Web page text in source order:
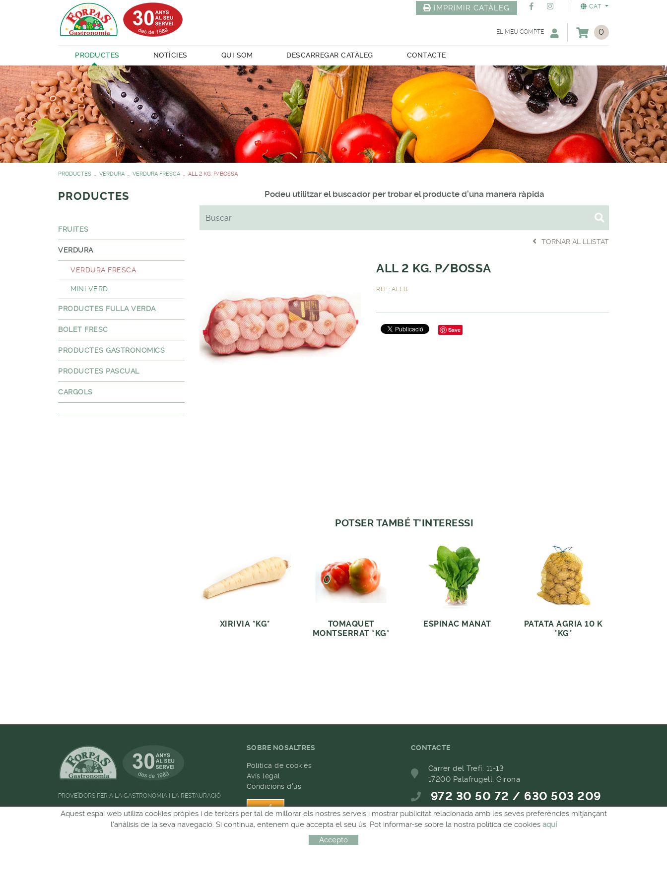
CAT
IMPRIMIR CATÀLEG
0
EL MEU COMPTE
PRODUCTES NOTÍCIES QUI SOM DESCARREGAR CATÀLEG CONTACTE
PRODUCTES VERDURA VERDURA FRESCA ALL 2 KG. P/BOSSA
PRODUCTES
FRUITES
VERDURA
VERDURA FRESCA
MINI VERD.
PRODUCTES FULLA VERDA
BOLET FRESC
PRODUCTES GASTRONOMICS
PRODUCTES PASCUAL
CARGOLS
Podeu utilitzar el buscador per trobar el producte d'una manera ràpida
TORNAR AL LLISTAT
ALL 2 KG. P/BOSSA
REF.: ALLB
Save
POTSER TAMBÉ T'INTERESSI
XIRIVIA *KG*
TOMAQUET
MONTSERRAT *KG*
ESPINAC MANAT
PATATA AGRIA 10 K
*KG*
PROVEÏDORS PER A LA GASTRONOMIA I LA RESTAURACIÓ
Horari d'atenció al públic:de 09:00h a 13:00h
SOBRE NOSALTRES
Política de cookies
Avís legal
Condicions d'ús
CONTACTE
Carrer del Trefí. 11-13
17200 Palafrugell, Girona
972 30 50 72 / 630 503 209
689 657 489
Aquest espai web utiliza cookies pròpies i de tercers per tal de millorar els nostres serveis i mostrar publicitat relacionada amb les seves preferències mitjançant
l'anàlisis de la seva navegació. Si continua, entenem que accepta el seu ús. Pot informar-se sobre la nostra política de cookies aquí
Accepto